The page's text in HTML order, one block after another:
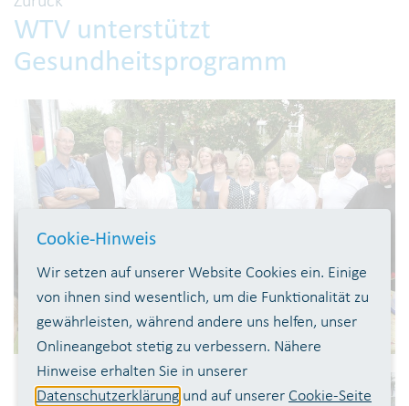
WTV unterstützt
Gesundheitsprogramm
Cookie-Hinweis
Wir setzen auf unserer Website Cookies ein. Einige
von ihnen sind wesentlich, um die Funktionalität zu
gewährleisten, während andere uns helfen, unser
Onlineangebot stetig zu verbessern. Nähere
Hinweise erhalten Sie in unserer
Datenschutzerklärung und auf unserer Cookie-Seite